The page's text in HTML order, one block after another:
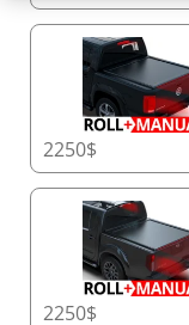
2250$
2250$